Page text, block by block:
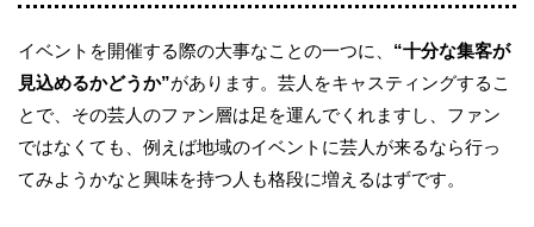
イベントを開催する際の大事なことの一つに、 “十分な集客が
見込めるかどうか”があります。芸人をキャスティングするこ
とで、その芸人のファン層は足を運んでくれますし、ファン
ではなくても、例えば地域のイベントに芸人が来るなら行っ
てみようかなと興味を持つ人も格段に増えるはずです。